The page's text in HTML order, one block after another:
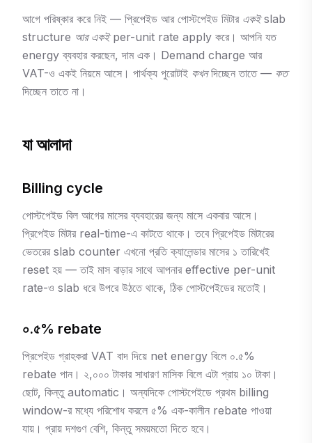
আগে পরিষ্কার করে নিই — প্রিপেইড আর পোস্টপেইড মিটার একই slab
structure আর একই per-unit rate apply করে। আপনি যত
energy ব্যবহার করছেন, দাম এক। Demand charge আর
VAT-ও একই নিয়মে আসে। পার্থক্য পুরোটাই কখনদিচ্ছেন তাতে — কত
দিচ্ছেন তাতে না।
যা আলাদা
Billing cycle
পোস্টপেইড বিল আগের মাসের ব্যবহারের জন্য মাসে একবার আসে।
প্রিপেইড মিটার real-time-এ কাটতে থাকে। তবে প্রিপেইড মিটারের
ভেতরের slab counter এখনো প্রতি ক্যালেন্ডার মাসের ১ তারিখেই
reset হয় — তাই মাস বাড়ার সাথে আপনার effective per-unit
rate-ও slab ধরে উপরে উঠতে থাকে, ঠিক পোস্টপেইডের মতোই।
০.৫% rebate
প্রিপেইড গ্রাহকরা VAT বাদ দিয়ে net energy বিলে ০.৫%
rebate পান। ২,০০০ টাকার সাধারণ মাসিক বিলে এটা প্রায় ১০ টাকা।
ছোট, কিন্তু automatic। অন্যদিকে পোস্টপেইডে প্রথম billing
window-র মধ্যে পরিশোধ করলে ৫% এক-কালীন rebate পাওয়া
যায়। প্রায় দশগুণ বেশি, কিন্তু সময়মতো দিতে হবে।